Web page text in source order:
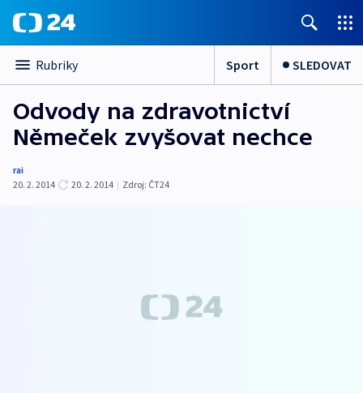
Rubriky Sport SLEDOVAT
Odvody na zdravotnictví
Němeček zvyšovat nechce
rai
20. 2. 2014
20. 2. 2014 | Zdroj: ČT24